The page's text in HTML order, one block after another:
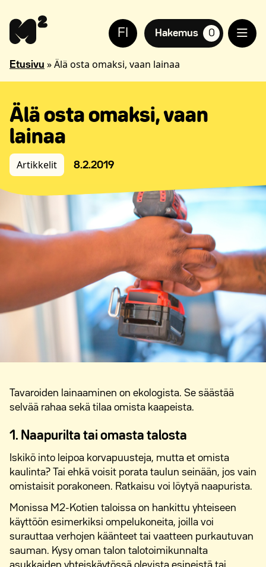
sisältöön
sivuston
käyttöön
FI Hakemus
suosikkiasuntoja,
0
Etusivu »Älä osta omaksi, vaan lainaa
Älä osta omaksi, vaan
lainaa
Artikkelit 8.2.2019
Tavaroiden lainaaminen on ekologista. Se säästää
selvää rahaa sekä tilaa omista kaapeista.
1. Naapurilta tai omasta talosta
Iskikö into leipoa korvapuusteja, mutta et omista
kaulinta? Tai ehkä voisit porata taulun seinään, jos vain
omistaisit porakoneen. Ratkaisu voi löytyä naapurista.
Monissa M2-Kotien taloissa on hankittu yhteiseen
käyttöön esimerkiksi ompelukoneita, joilla voi
surauttaa verhojen käänteet tai vaatteen purkautuvan
sauman. Kysy oman talon talotoimikunnalta
asukkaiden yhteiskäytössä olevista esineistä tai